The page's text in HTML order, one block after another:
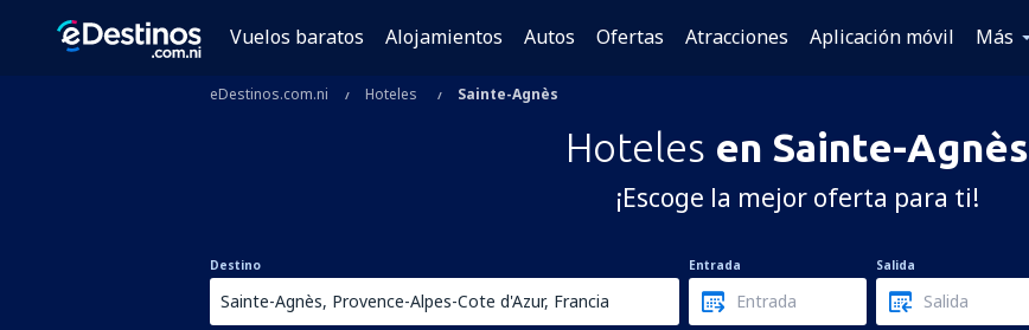
Vuelos baratos Alojamientos Autos Ofertas Atracciones Aplicación móvil Más
eDestinos.com.ni Hoteles Sainte-Agnès
Hoteles en Sainte-Agnès
¡Escoge la mejor oferta para ti!
Destino Entrada Salida